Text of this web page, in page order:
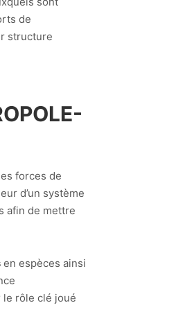
de
structure
forces de
d’un système
afin de mettre
en espèces ainsi
le rôle clé joué